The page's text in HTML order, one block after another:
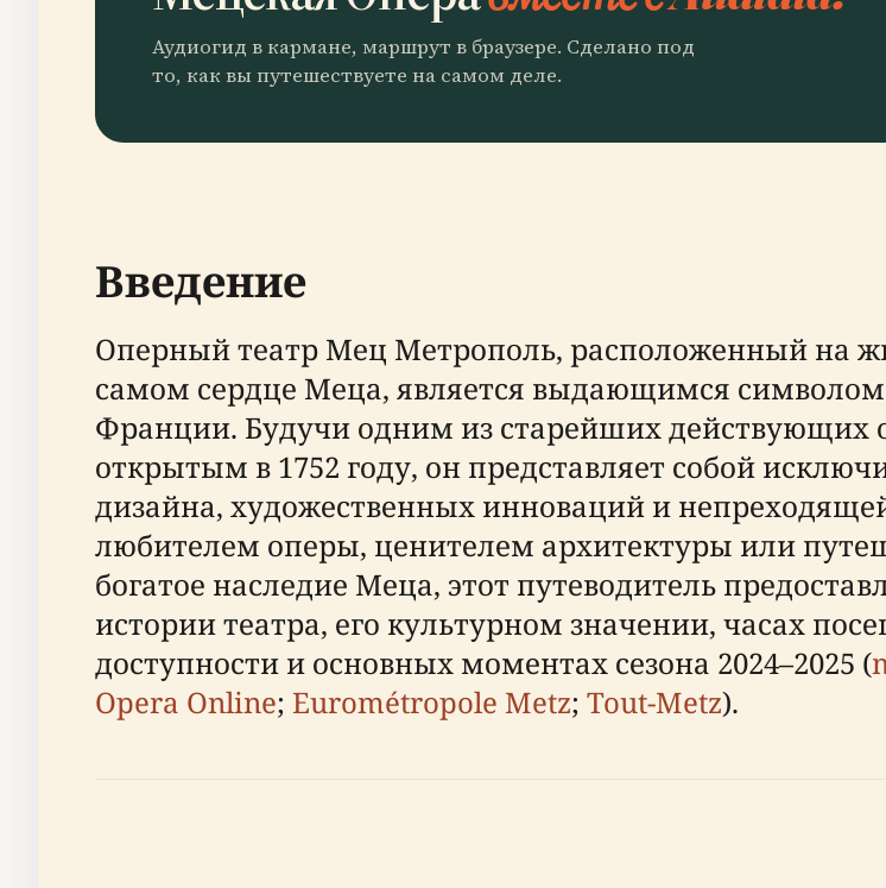
Аудиогид в кармане, маршрут в браузере. Сделано под
то, как вы путешествуете на самом деле.
Введение
Оперный театр Мец Метрополь, расположенный на
самом сердце Меца, является выдающимся символом
Франции. Будучи одним из старейших действующих
открытым в 1752 году, он представляет собой
дизайна, художественных инноваций и
любителем оперы, ценителем архитектуры или
богатое наследие Меца, этот путеводитель
истории театра, его культурном значении, часах
доступности и основных моментах сезона 2024–2025 (
Opera Online; Eurométropole Metz; Tout-Metz).